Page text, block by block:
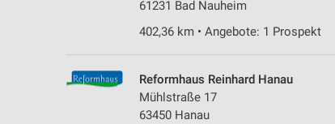
61231 Bad Nauheim
402,36 km • Angebote: 1 Prospekt
Reformhaus Reinhard Hanau
Mühlstraße 17
63450 Hanau